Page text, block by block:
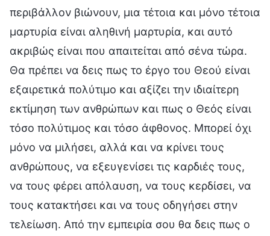
περιβάλλον βιώνουν, μια τέτοια και μόνο τέτοια
μαρτυρία είναι αληθινή μαρτυρία, και αυτό
ακριβώς είναι που απαιτείται από σένα τώρα.
Θα πρέπει να δεις πως το έργο του Θεού είναι
εξαιρετικά πολύτιμο και αξίζει την ιδιαίτερη
εκτίμηση των ανθρώπων και πως ο Θεός είναι
τόσο πολύτιμος και τόσο άφθονος. Μπορεί όχι
μόνο να μιλήσει, αλλά και να κρίνει τους
ανθρώπους, να εξευγενίσει τις καρδιές τους,
να τους φέρει απόλαυση, να τους κερδίσει, να
τους κατακτήσει και να τους οδηγήσει στην
τελείωση. Από την εμπειρία σου θα δεις πως ο